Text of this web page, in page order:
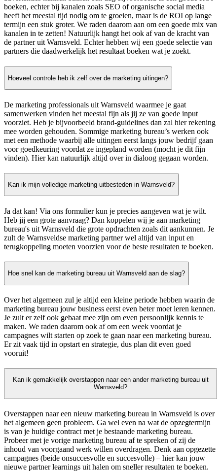
boeken, echter bij kanalen zoals SEO of organische social media
heeft het meestal tijd nodig om te groeien, maar is de ROI op lange
termijn een stuk groter. We raden daarom aan om een goede mix van
kanalen in te zetten! Natuurlijk hangt het ook af van de kracht van
de partner uit Warnsveld. Echter hebben wij een goede selectie van
partners die daadwerkelijk het resultaat boeken wat je zoekt.
Hoeveel controle heb ik zelf over de marketing uitingen?
De marketing professionals uit Warnsveld waarmee je gaat
samenwerken vinden het meestal fijn als jij ze van goede input
voorziet. Heb je bijvoorbeeld brand-guidelines dan zal hier rekening
mee worden gehouden. Sommige marketing bureau’s werken ook
met een methode waarbij alle uitingen eerst langs jouw bedrijf gaan
voor goedkeuring voordat ze ingepland worden (mocht je dit fijn
vinden). Hier kan natuurlijk altijd over in dialoog gegaan worden.
Kan ik mijn volledige marketing uitbesteden in Warnsveld?
Ja dat kan! Via ons formulier kun je precies aangeven wat je wilt.
Heb jij een grote aanvraag? Dan koppelen wij je aan marketing
bureau's uit Warnsveld die grote opdrachten zoals dit aankunnen. Je
zult de Warnsveldse marketing partner wel altijd van input en
terugkoppeling moeten voorzien voor de beste resultaten te boeken.
Hoe snel kan de marketing bureau uit Warnsveld aan de slag?
Over het algemeen zul je altijd een kleine periode hebben waarin de
marketing bureau jouw business eerst even beter moet leren kennen.
Je zult er zelf ook gebaat mee zijn om even persoonlijk kennis te
maken. We raden daarom ook af om een week voordat je
campagnes wilt starten op zoek te gaan naar een marketing bureau.
Er zit vaak tijd in opstart en strategie, dus plan dit even goed
vooruit!
Kan ik gemakkelijk overstappen naar een ander marketing bureau uit
Warnsveld?
Overstappen naar een nieuw marketing bureau in Warnsveld is over
het algemeen geen probleem. Ga wel even na wat de opzegtermijn
is van je huidige contract met je bestaande marketing bureau.
Probeer met je vorige marketing bureau af te spreken of zij de
inhoud van voorgaand werk willen overdragen. Denk aan opgezette
campagnes (beide onsuccesvolle en succesvolle) – hier kan jouw
nieuwe partner learnings uit halen om sneller resultaten te boeken.